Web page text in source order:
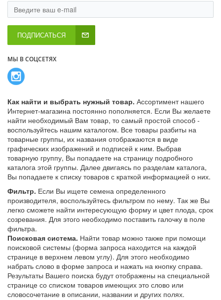
ПОДПИСАТЬСЯ
МЫ В СОЦСЕТЯХ
Как найти и выбрать нужный товар. Ассортимент нашего
Интернет-магазина постоянно пополняется. Если Вы желаете
найти необходимый Вам товар, то самый простой способ -
воспользуйтесь нашим каталогом. Все товары разбиты на
товарные группы, их названия отображаются в виде
графических изображений и подписей к ним. Выбрав
товарную группу, Вы попадаете на страницу подробного
каталога этой группы. Далее двигаясь по разделам каталога,
Вы попадаете к списку товаров с краткой информацией о них.
Фильтр. Если Вы ищете семена определенного
производителя, воспользуйтесь фильтром по нему. Так же Вы
легко сможете найти интересующую форму и цвет плода, срок
созревания. Для этого необходимо поставить галочку в поле
фильтра.
Поисковая система. Найти товар можно также при помощи
поисковой системы (форма запроса находится на каждой
странице в верхнем левом углу). Для этого необходимо
набрать слово в форме запроса и нажать на кнопку справа.
Результаты Вашего поиска будут отображены на специальной
странице со списком товаров имеющих это слово или
словосочетание в описании, названии и других полях.